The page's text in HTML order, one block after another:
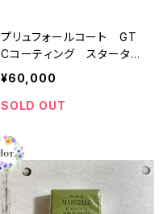
プリュフォールコート GT
Cコーティング スターター
キット【デモ用スマホ付き】
¥60,000
SOLD OUT